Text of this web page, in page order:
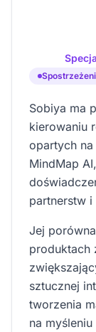
Sobiya ma
kierowaniu
opartych
MindMap
partnerstw
Jej
produktach
sztucznej
tworzenia
na